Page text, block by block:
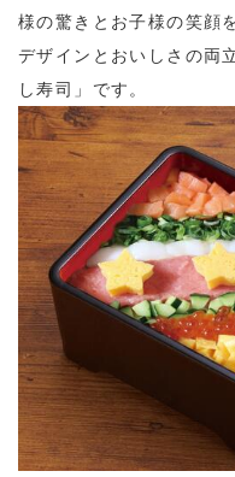
様の驚きとお子様の笑顔
デザインとおいしさの両
し寿司」です。